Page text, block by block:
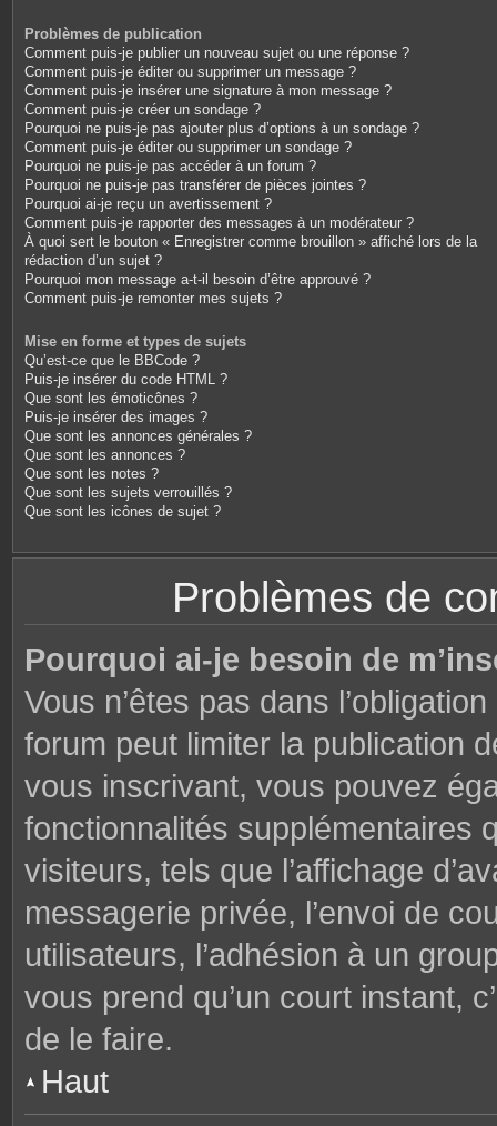
Problèmes de publication
Comment puis-je publier un nouveau sujet ou une réponse ?
Comment puis-je éditer ou supprimer un message ?
Comment puis-je insérer une signature à mon message ?
Comment puis-je créer un sondage ?
Pourquoi ne puis-je pas ajouter plus d’options à un sondage ?
Comment puis-je éditer ou supprimer un sondage ?
Pourquoi ne puis-je pas accéder à un forum ?
Pourquoi ne puis-je pas transférer de pièces jointes ?
Pourquoi ai-je reçu un avertissement ?
Comment puis-je rapporter des messages à un modérateur ?
À quoi sert le bouton « Enregistrer comme brouillon » affiché lors de la
rédaction d’un sujet ?
Pourquoi mon message a-t-il besoin d’être approuvé ?
Comment puis-je remonter mes sujets ?
Mise en forme et types de sujets
Qu’est-ce que le BBCode ?
Puis-je insérer du code HTML ?
Que sont les émoticônes ?
Puis-je insérer des images ?
Que sont les annonces générales ?
Que sont les annonces ?
Que sont les notes ?
Que sont les sujets verrouillés ?
Que sont les icônes de sujet ?
Problèmes de
Pourquoi ai-je besoin de
Vous n’êtes pas dans
forum peut limiter la publication
vous inscrivant, vous pouvez
fonctionnalités supplémentaires
visiteurs, tels que l’affichage
messagerie privée, l’envoi de
utilisateurs, l’adhésion à un
vous prend qu’un court instant,
de le faire.
Haut